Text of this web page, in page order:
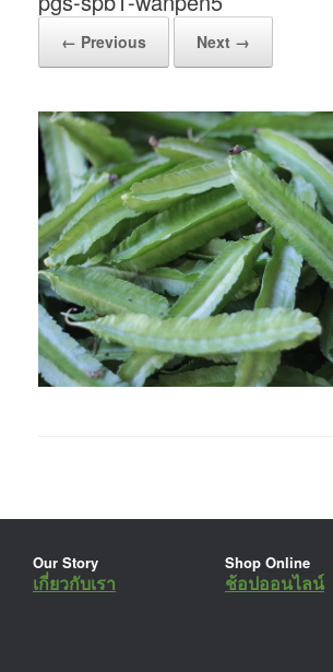
← Previous Next →
Our Story
เกี่ยวกับเรา
Shop Online
ช้อปออนไลน์